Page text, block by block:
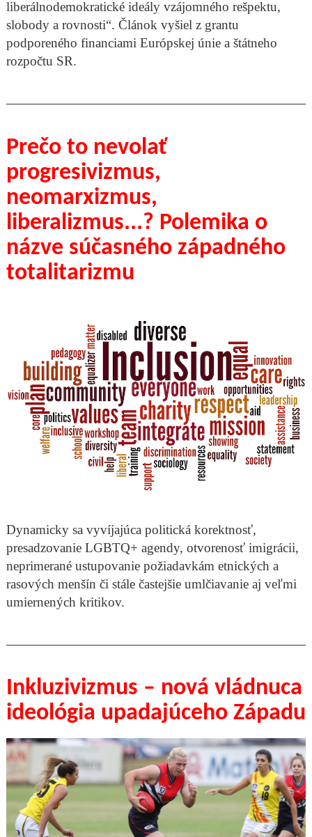
liberálnodemokratické ideály vzájomného rešpektu,
slobody a rovnosti“. Článok vyšiel z grantu
podporeného financiami Európskej únie a štátneho
rozpočtu SR.
Prečo to nevolať
progresivizmus,
neomarxizmus,
liberalizmus...? Polemika o
názve súčasného západného
totalitarizmu
Dynamicky sa vyvíjajúca politická korektnosť,
presadzovanie LGBTQ+ agendy, otvorenosť imigrácii,
neprimerané ustupovanie požiadavkám etnických a
rasových menšín či stále častejšie umlčiavanie aj veľmi
umiernených kritikov.
Inkluzivizmus – nová vládnuca
ideológia upadajúceho Západu